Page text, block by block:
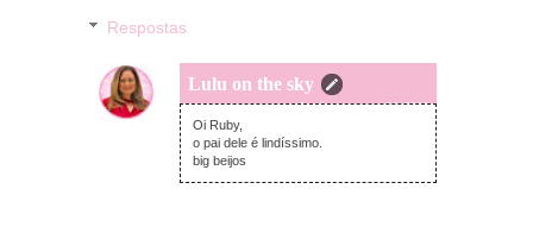
Respostas
Lulu on the sky
domingo, agosto 24, 2014
Oi Ruby,
o pai dele é lindíssimo.
big beijos